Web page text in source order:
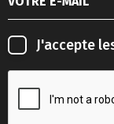
J'accepte